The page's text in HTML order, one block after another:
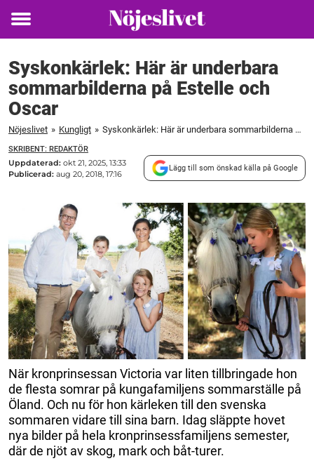
Toggle
Syskonkärlek: Här är underbara
sommarbilderna på Estelle och
Oscar
Nöjeslivet » Kungligt » Syskonkärlek: Här är underbara sommarbilderna på Estelle och Oscar
SKRIBENT: REDAKTÖR
Uppdaterad: okt 21, 2025, 13:33
Publicerad: aug 20, 2018, 17:16
Lägg till som önskad källa på Google
När kronprinsessan Victoria var liten tillbringade hon
de flesta somrar på kungafamiljens sommarställe på
Öland. Och nu för hon kärleken till den svenska
sommaren vidare till sina barn. Idag släppte hovet
nya bilder på hela kronprinsessfamiljens semester,
där de njöt av skog, mark och båt-turer.